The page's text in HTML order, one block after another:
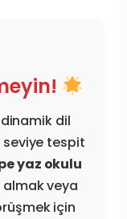
dil
seviye tespit
yaz okulu
almak veya
için